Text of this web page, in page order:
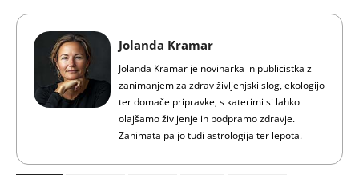
Jolanda Kramar
Jolanda Kramar je novinarka in publicistka z
zanimanjem za zdrav življenjski slog, ekologijo
ter domače pripravke, s katerimi si lahko
olajšamo življenje in podpramo zdravje.
Zanimata pa jo tudi astrologija ter lepota.